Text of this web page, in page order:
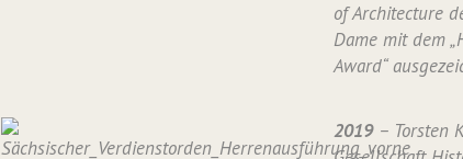
of Architecture
Dame mit dem
Award“
2019– Torsten